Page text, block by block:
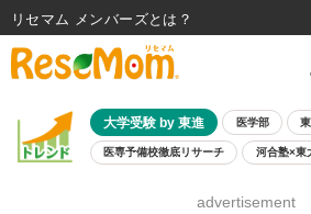
大学受験 by 東進 医学部
医専予備校徹底リサーチ 河合塾×東
8月開催学校説明会・相談会
advertisement
リセマム メンバーズ